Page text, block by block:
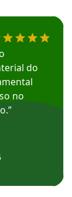
o Aprova
do
no